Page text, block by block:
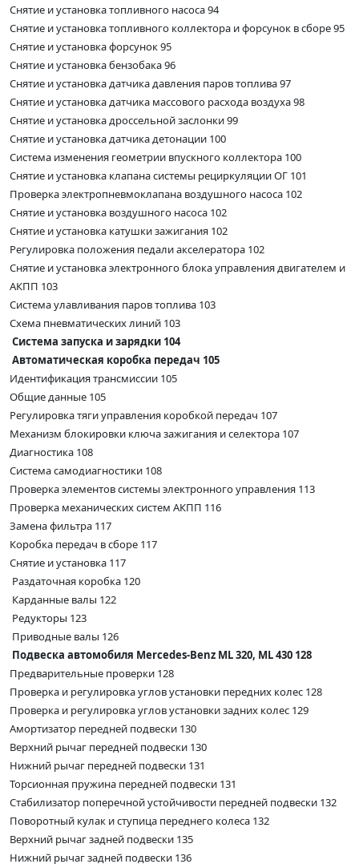
Снятие и установка топливного насоса 94
Снятие и установка топливного коллектора и форсунок в сборе 95
Снятие и установка форсунок 95
Снятие и установка бензобака 96
Снятие и установка датчика давления паров топлива 97
Снятие и установка датчика массового расхода воздуха 98
Снятие и установка дроссельной заслонки 99
Снятие и установка датчика детонации 100
Система изменения геометрии впускного коллектора 100
Снятие и установка клапана системы рециркуляции ОГ 101
Проверка электропневмоклапана воздушного насоса 102
Снятие и установка воздушного насоса 102
Снятие и установка катушки зажигания 102
Регулировка положения педали акселератора 102
Снятие и установка электронного блока управления двигателем и
АКПП 103
Система улавливания паров топлива 103
Схема пневматических линий 103
Система запуска и зарядки 104
Автоматическая коробка передач 105
Идентификация трансмиссии 105
Общие данные 105
Регулировка тяги управления коробкой передач 107
Механизм блокировки ключа зажигания и селектора 107
Диагностика 108
Система самодиагностики 108
Проверка элементов системы электронного управления 113
Проверка механических систем АКПП 116
Замена фильтра 117
Коробка передач в сборе 117
Снятие и установка 117
Раздаточная коробка 120
Карданные валы 122
Редукторы 123
Приводные валы 126
Подвеска автомобиля Mercedes-Benz ML 320, ML 430 128
Предварительные проверки 128
Проверка и регулировка углов установки передних колес 128
Проверка и регулировка углов установки задних колес 129
Амортизатор передней подвески 130
Верхний рычаг передней подвески 130
Нижний рычаг передней подвески 131
Торсионная пружина передней подвески 131
Стабилизатор поперечной устойчивости передней подвески 132
Поворотный кулак и ступица переднего колеса 132
Верхний рычаг задней подвески 135
Нижний рычаг задней подвески 136